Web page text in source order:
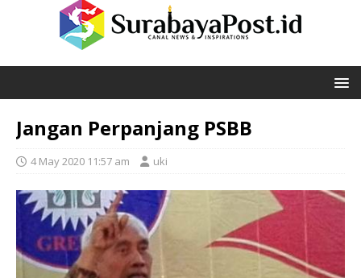
Jangan Perpanjang PSBB
4 May 2020 11:57 am uki